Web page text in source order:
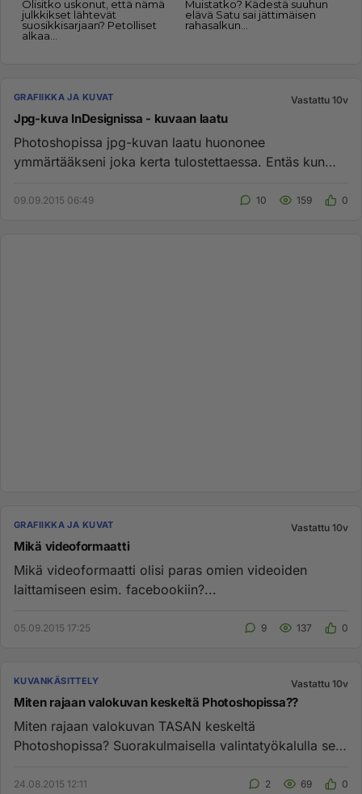
GRAFIIKKA JA KUVAT Vastattu 10v
Jpg-kuva InDesignissa - kuvaan laatu
Photoshopissa jpg-kuvan laatu huononee
ymmärtääkseni joka kerta tulostettaessa. Entäs kun
09.09.2015 06:49 10 159 0
GRAFIIKKA JA KUVAT Vastattu 10v
Mikä videoformaatti
Mikä videoformaatti olisi paras omien videoiden
laittamiseen esim. facebookiin?...
05.09.2015 17:25 9 137 0
KUVANKÄSITTELY Vastattu 10v
Miten rajaan valokuvan keskeltä Photoshopissa??
Miten rajaan valokuvan TASAN keskeltä
Photoshopissa? Suorakulmaisella valintatyökalulla se
24.08.2015 12:11 2 69 0